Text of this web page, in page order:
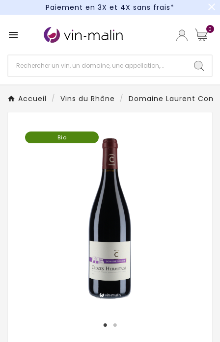
Paiement en 3X et 4X sans frais*
Paiement en 3X et 4X sans frais*
close
 0
Accueil Vins du Rhône Domaine Laurent
Bio